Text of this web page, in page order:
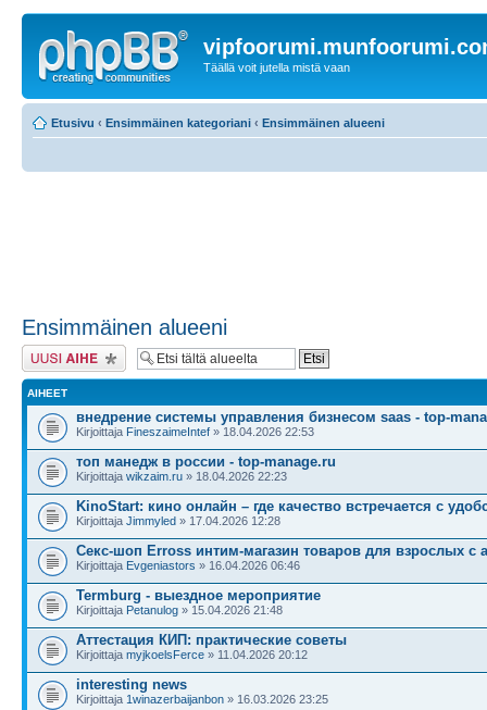
Täällä voit jutella mistä vaan
Etusivu ‹ Ensimmäinen kategoriani ‹ Ensimmäinen alueeni
Ensimmäinen alueeni
Lähetä uusi viesti
AIHEET
внедрение системы управления бизнесом saas - top-
Kirjoittaja FineszaimeIntef » 18.04.2026 22:53
топ манедж в россии - top-manage.ru
Kirjoittaja wikzaim.ru » 18.04.2026 22:23
KinoStart: кино онлайн – где качество встречается с
Kirjoittaja Jimmyled » 17.04.2026 12:28
Секс-шоп Erross интим-магазин товаров для взрослых с
Kirjoittaja Evgeniastors » 16.04.2026 06:46
Termburg - выездное мероприятие
Kirjoittaja Petanulog » 15.04.2026 21:48
Аттестация КИП: практические советы
Kirjoittaja myjkoelsFerce » 11.04.2026 20:12
interesting news
Kirjoittaja 1winazerbaijanbon » 16.03.2026 23:25